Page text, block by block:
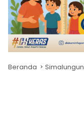
Beranda Simalungun